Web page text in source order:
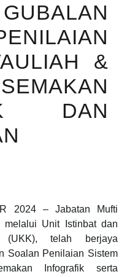
&
DAN
2024 – Jabatan Mufti
melalui Unit Istinbat dan
(UKK), telah berjaya
Soalan Penilaian Sistem
Infografik serta